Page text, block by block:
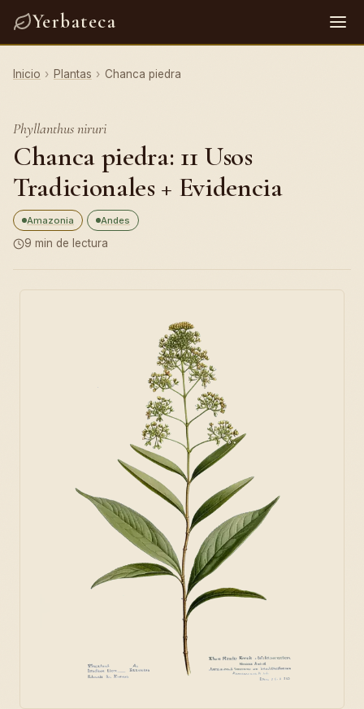
Yerbateca
Inicio › Plantas › Chanca piedra
Phyllanthus niruri
Chanca piedra: 11 Usos
Tradicionales + Evidencia
Amazonia Andes
9 min de lectura